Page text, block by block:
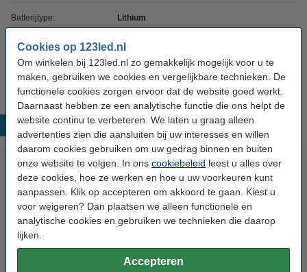
Cookies op 123led.nl
Om winkelen bij 123led.nl zo gemakkelijk mogelijk voor u te
maken, gebruiken we cookies en vergelijkbare technieken. De
functionele cookies zorgen ervoor dat de website goed werkt.
Daarnaast hebben ze een analytische functie die ons helpt de
website continu te verbeteren. We laten u graag alleen
advertenties zien die aansluiten bij uw interesses en willen
daarom cookies gebruiken om uw gedrag binnen en buiten
onze website te volgen. In ons cookiebeleid leest u alles over
deze cookies, hoe ze werken en hoe u uw voorkeuren kunt
aanpassen. Klik op accepteren om akkoord te gaan. Kiest u
voor weigeren? Dan plaatsen we alleen functionele en
analytische cookies en gebruiken we technieken die daarop
lijken.
Accepteren
Batterijtype: Lithium
Afmetingen: 26 x 17 x 48 mm (lxbxh)
Aantal: 1
Populaire producten
123accu Xtreme Power MN1500